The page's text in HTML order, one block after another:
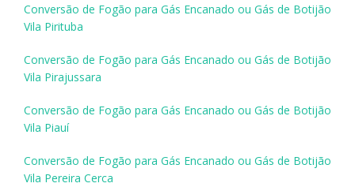
Conversão de Fogão para Gás Encanado ou Gás de Botijão
Vila Pirituba
Conversão de Fogão para Gás Encanado ou Gás de Botijão
Vila Pirajussara
Conversão de Fogão para Gás Encanado ou Gás de Botijão
Vila Piauí
Conversão de Fogão para Gás Encanado ou Gás de Botijão
Vila Pereira Cerca